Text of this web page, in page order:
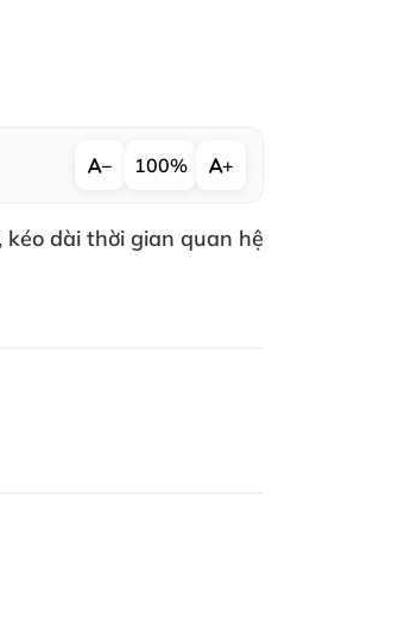
− 100% +
, kéo dài thời gian quan hệ